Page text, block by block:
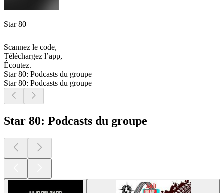
Star 80
Scannez le code,
Téléchargez l’app,
Écoutez.
Star 80: Podcasts du groupe
Star 80: Podcasts du groupe
Star 80: Podcasts du groupe